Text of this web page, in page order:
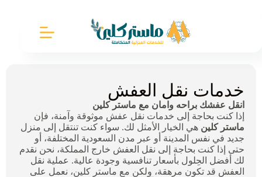
خدمات نقل العفش
انقل عفشك براحه وامان مع ماستر كلين
إذا كنت بحاجة إلى خدمات نقل عفش موثوقة وآمنة، فإن
ماستر كلين هي الخيار الأمثل لك. سواء كنت تنتقل إلى منزل
جديد في نفس المدينة أو عبر مدن السعودية المختلفة، أو
حتى إذا كنت بحاجة إلى نقل العفش خارج المملكة، نحن نقدم
لك أفضل الحِلول بأسعار تنافسية وجودة عالية. عملية نقل
العفش قد تكون مرهقة، ولكن مع ماستر كلين، نعمل على